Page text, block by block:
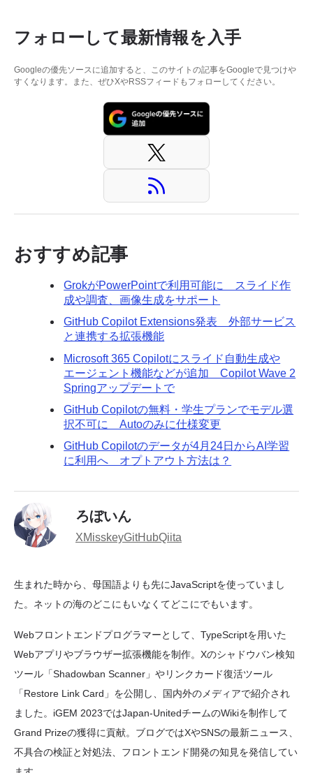
フォローして最新情報を入手
Googleの優先ソースに追加すると、このサイトの記事をGoogleで見つけや
すくなります。また、ぜひXやRSSフィードもフォローしてください。
おすすめ記事
GrokがPowerPointで利用可能に スライド作
成や調査、画像生成をサポート
GitHub Copilot Extensions発表 外部サービス
と連携する拡張機能
Microsoft 365 Copilotにスライド自動生成や
エージェント機能などが追加 Copilot Wave 2
Springアップデートで
GitHub Copilotの無料・学生プランでモデル選
択不可に Autoのみに仕様変更
GitHub Copilotのデータが4月24日からAI学習
に利用へ オプトアウト方法は？
ろぼいん
XMisskeyGitHubQiita
生まれた時から、母国語よりも先にJavaScriptを使っていまし
た。ネットの海のどこにもいなくてどこにでもいます。
Webフロントエンドプログラマーとして、TypeScriptを用いた
Webアプリやブラウザー拡張機能を制作。Xのシャドウバン検知
ツール「Shadowban Scanner」やリンクカード復活ツール
「Restore Link Card」を公開し、国内外のメディアで紹介され
ました。iGEM 2023ではJapan-UnitedチームのWikiを制作して
Grand Prizeの獲得に貢献。ブログではXやSNSの最新ニュース、
不具合の検証と対処法、フロントエンド開発の知見を発信してい